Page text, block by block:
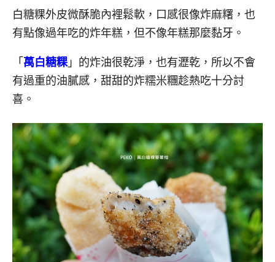
白糖粿外皮微酥脆內裡鬆軟，口感很像炸麻糬，也
有點像過年吃的炸年糕，但不像年糕那麼黏牙。
「 萬白糖粿」的炸油很乾淨，也有瀝乾，所以不會
有過重的油膩感，甜甜的炸糯米糰趁熱吃十分討
喜。